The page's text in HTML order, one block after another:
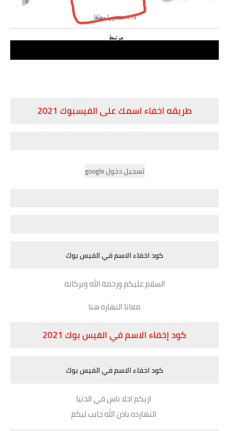
طريقه اخفاء اسمك على الفيسبوك 2021
تسجيل دخول google
كود اخفاء الاسم في الفيس بوك
السلام عليكم ورحمة الله وبركاته
معانا النهاره هنا
كود إخفاء الاسم في الفيس بوك 2021
كود اخفاء الاسم في الفيس بوك
ازيكم احلا ناس في الدنيا
النهارده باذن الله جايب ليكم